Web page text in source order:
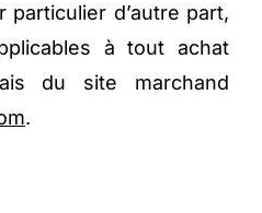
particulier d’autre part,
à tout achat
du site marchand
.